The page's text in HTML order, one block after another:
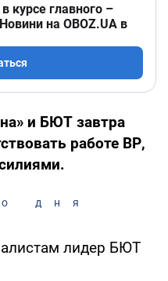
курсе главного –
на OBOZ.UA в
и БЮТ завтра
работе ВР,
дня
лидер БЮТ